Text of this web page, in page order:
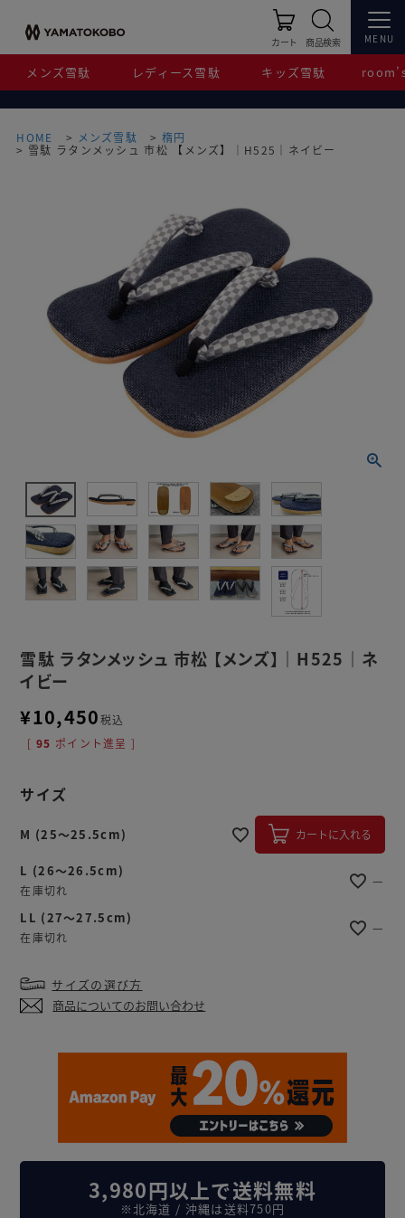
カート 商品検索
メンズ雪駄 レディース雪駄 キッズ雪駄
MENU
HOME メンズ雪駄
楕円
雪駄 ラタンメッシュ 市松 【メンズ】｜H525｜ネイビー
雪駄 ラタンメッシュ 市松 【メンズ】｜H525｜ネ
イビー
¥10,450税込
[ 95 ポイント進呈 ]
サイズ
M (25～25.5cm) カートに入れる
L (26～26.5cm)
在庫切れ
—
LL (27～27.5cm)
在庫切れ
—
サイズの選び方
商品についてのお問い合わせ
3,980円以上で送料無料
※北海道 / 沖縄は送料750円